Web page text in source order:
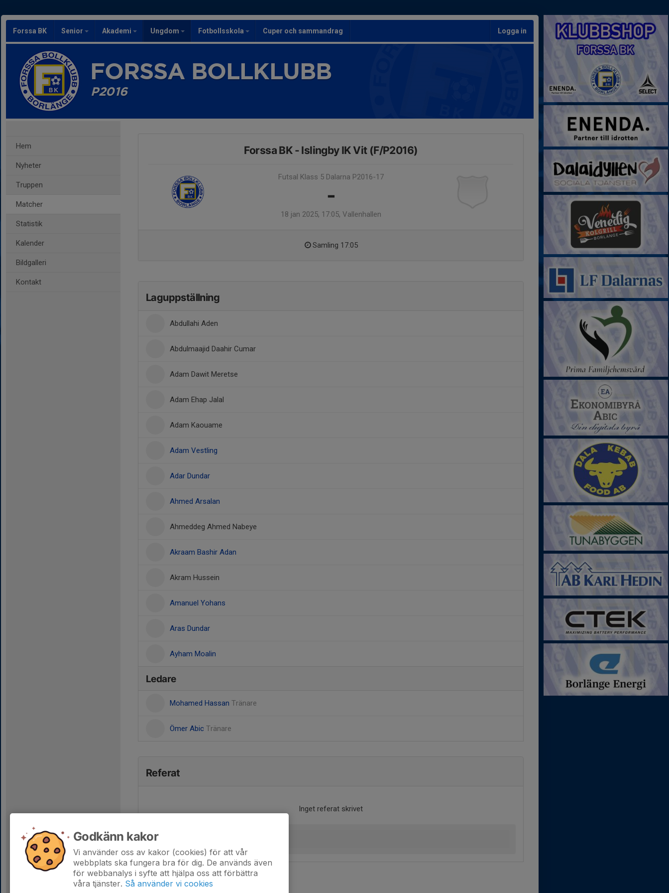
Forssa BK Senior Akademi Ungdom Fotbollsskola Cuper och sammandrag Logga in
FORSSA BOLLKLUBB
P2016
Hem
Nyheter
Truppen
Matcher
Statistik
Kalender
Bildgalleri
Kontakt
Forssa BK - Islingby IK Vit (F/P2016)
Futsal Klass 5 Dalarna P2016-17
-
18 jan 2025, 17:05, Vallenhallen
Samling 17:05
Laguppställning
Abdullahi Aden
Abdulmaajid Daahir Cumar
Adam Dawit Meretse
Adam Ehap Jalal
Adam Kaouame
Adam Vestling
Adar Dundar
Ahmed Arsalan
Ahmeddeg Ahmed Nabeye
Akraam Bashir Adan
Akram Hussein
Amanuel Yohans
Aras Dundar
Ayham Moalin
Ledare
Mohamed Hassan Tränare
Ömer Abic Tränare
Referat
Inget referat skrivet
Godkänn kakor
Vi använder oss av kakor (cookies) för att vår
webbplats ska fungera bra för dig. De används även
för webbanalys i syfte att hjälpa oss att förbättra
våra tjänster. Så använder vi cookies